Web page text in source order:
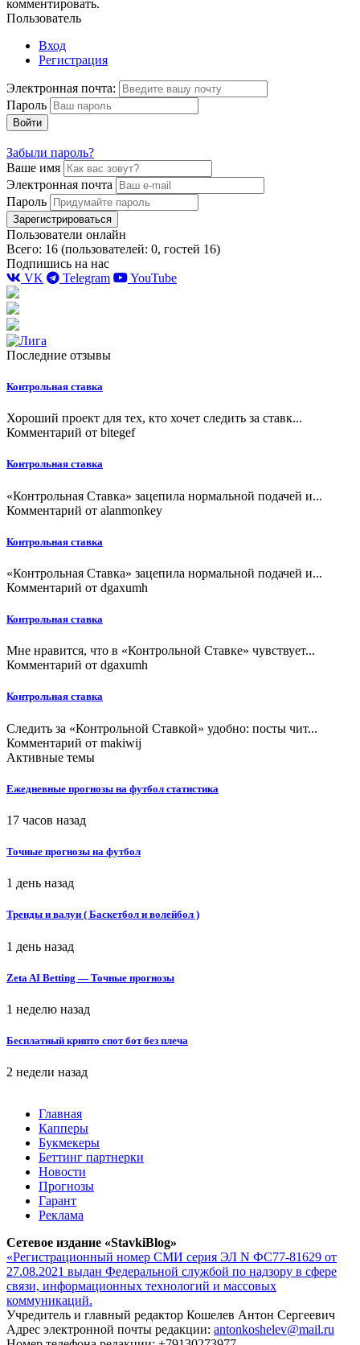
комментировать.
Пользователь
Вход
Регистрация
Электронная почта:
Пароль
Войти
Забыли пароль?
Ваше имя
Электронная почта
Пароль
Зарегистрироваться
Пользователи онлайн
Всего: 16 (пользователей: 0, гостей 16)
Подпишись на нас
VK
Telegram YouTube
Последние отзывы
Контрольная ставка
Хороший проект для тех, кто хочет следить за ставк...
Комментарий от bitegef
Контрольная ставка
«Контрольная Ставка» зацепила нормальной подачей и...
Комментарий от alanmonkey
Контрольная ставка
«Контрольная Ставка» зацепила нормальной подачей и...
Комментарий от dgaxumh
Контрольная ставка
Мне нравится, что в «Контрольной Ставке» чувствует...
Комментарий от dgaxumh
Контрольная ставка
Следить за «Контрольной Ставкой» удобно: посты чит...
Комментарий от makiwij
Активные темы
Ежедневные прогнозы на футбол статистика
17 часов назад
Точные прогнозы на футбол
1 день назад
Тренды и валуи ( Баскетбол и волейбол )
1 день назад
Zeta AI Betting — Точные прогнозы
1 неделю назад
Бесплатный крипто спот бот без плеча
2 недели назад
Главная
Капперы
Букмекеры
Беттинг партнерки
Новости
Прогнозы
Гарант
Реклама
Сетевое издание «StavkiBlog»
«Регистрационный номер СМИ серия ЭЛ N ФС77-81629 от
27.08.2021 выдан Федеральной службой по надзору в сфере
связи, информационных технологий и массовых
коммуникаций.
Учредитель и главный редактор Кошелев Антон Сергеевич
Адрес электронной почты редакции: antonkoshelev@mail.ru